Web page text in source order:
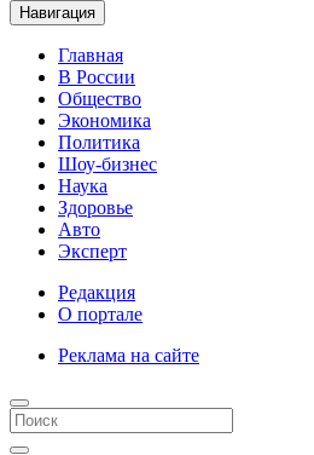
Навигация
Главная
В России
Общество
Экономика
Политика
Шоу-бизнес
Наука
Здоровье
Авто
Эксперт
Редакция
О портале
Реклама на сайте